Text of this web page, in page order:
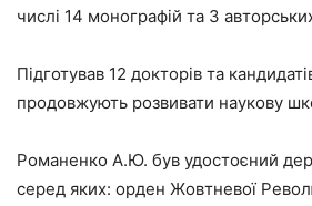
числі 14 монографій та 3
Підготував 12 докторів та
продовжують розвивати наукову
Романенко А.Ю. був удостоєний
серед яких: орден Жовтневої